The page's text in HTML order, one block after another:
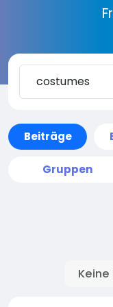
Beiträge
Gruppen